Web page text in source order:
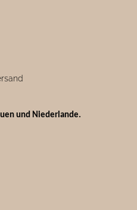
und Niederlande.